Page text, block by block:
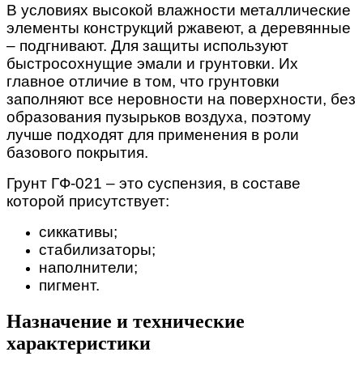
В условиях высокой влажности металлические
элементы конструкций ржавеют, а деревянные
– подгнивают. Для защиты используют
быстросохнущие эмали и грунтовки. Их
главное отличие в том, что грунтовки
заполняют все неровности на поверхности, без
образования пузырьков воздуха, поэтому
лучше подходят для применения в роли
базового покрытия.
Грунт ГФ-021 – это суспензия, в составе
которой присутствует:
сиккативы;
стабилизаторы;
наполнители;
пигмент.
Назначение и технические
характеристики